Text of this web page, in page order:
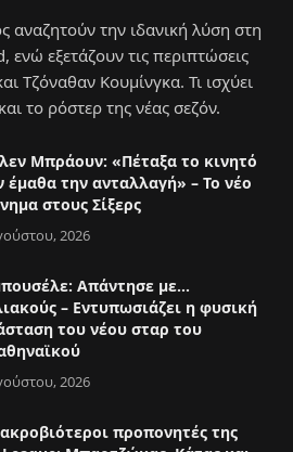
αναζητούν την ιδανική λύση στη
εξετάζουν τις περιπτώσεις
Τζόναθαν Κουμίνγκα. Τι ισχύει
το ρόστερ της νέας σεζόν.
Μπράουν: «Πέταξα το κινητό
έμαθα την ανταλλαγή» – Το νέο
στους Σίξερς
2026
Απάντησε με…
– Εντυπωσιάζει η φυσική
του νέου σταρ του
2026
προπονητές της